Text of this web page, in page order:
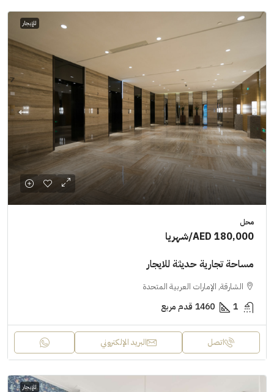
للإيجار
محل
AED 180,000/شهريا
مساحة تجارية حديثة للايجار
الشارقة, الإمارات العربية المتحدة
1
1460 قدم مربع
اتصل البريد الإلكتروني
للإيجار